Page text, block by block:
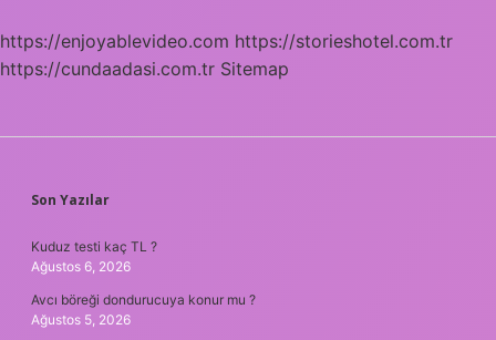
https://enjoyablevideo.com https://storieshotel.com.tr
https://cundaadasi.com.tr Sitemap
SIDEBAR
Son Yazılar
Kuduz testi kaç TL ?
Ağustos 6, 2026
Avcı böreği dondurucuya konur mu ?
Ağustos 5, 2026